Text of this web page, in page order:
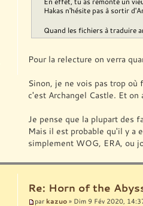
Hakas n'hésite pas à sortir
Quand les fichiers à traduire
Pour la relecture on verra
Sinon, je ne vois pas trop
c'est Archangel Castle. Et
Je pense que la plupart des
Mais il est probable qu'il y a
simplement WOG, ERA, ou
Re: Horn of the
par kazuo » Dim 9 Fév 2020,